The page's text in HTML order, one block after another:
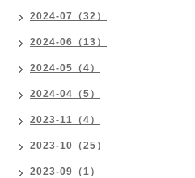
2024-07（32）
2024-06（13）
2024-05（4）
2024-04（5）
2023-11（4）
2023-10（25）
2023-09（1）